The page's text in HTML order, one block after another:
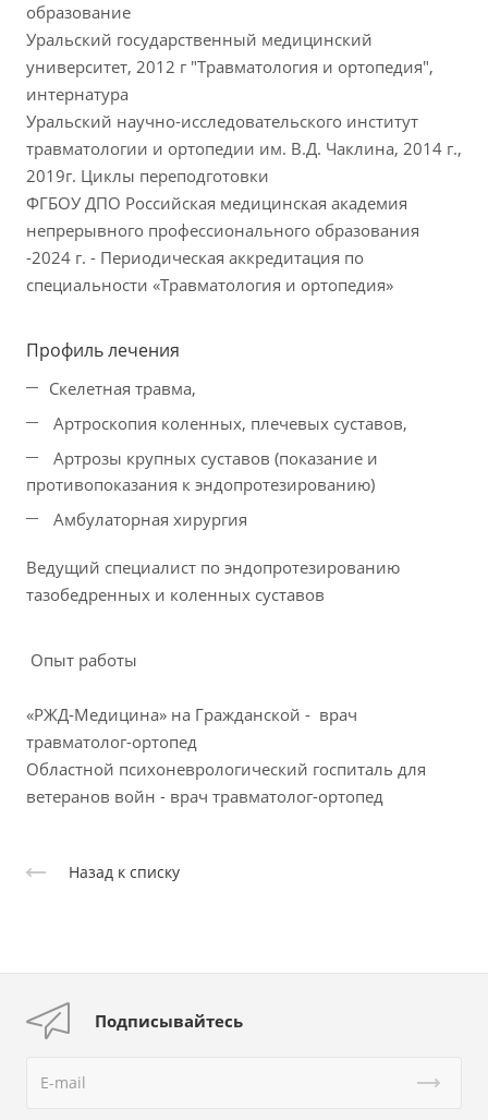
образование
Уральский государственный медицинский
университет, 2012 г "Травматология и ортопедия",
интернатура
Уральский научно-исследовательского институт
травматологии и ортопедии им. В.Д. Чаклина, 2014 г.,
2019г. Циклы переподготовки
ФГБОУ ДПО Российская медицинская академия
непрерывного профессионального образования
-2024 г. - Периодическая аккредитация по
специальности «Травматология и ортопедия»
Профиль лечения
Скелетная травма,
Артроскопия коленных, плечевых суставов,
Артрозы крупных суставов (показание и
противопоказания к эндопротезированию)
Амбулаторная хирургия
Ведущий специалист по эндопротезированию
тазобедренных и коленных суставов
Опыт работы
«РЖД-Медицина» на Гражданской - врач
травматолог-ортопед
Областной психоневрологический госпиталь для
ветеранов войн - врач травматолог-ортопед
Назад к списку
Подписывайтесь